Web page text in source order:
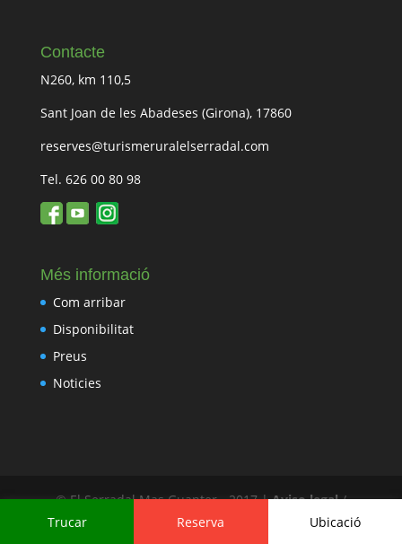
Contacte
N260, km 110,5
Sant Joan de les Abadeses (Girona), 17860
reserves@turismeruralelserradal.com
Tel. 626 00 80 98
Més informació
Com arribar
Disponibilitat
Preus
Noticies
© El Serradal Mas Guanter - 2017 |Aviso legal/
Política de cookies/Política de privacidad
Trucar Reserva Ubicació